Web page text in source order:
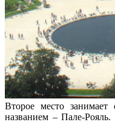
Второе место занимает
названием – Пале-